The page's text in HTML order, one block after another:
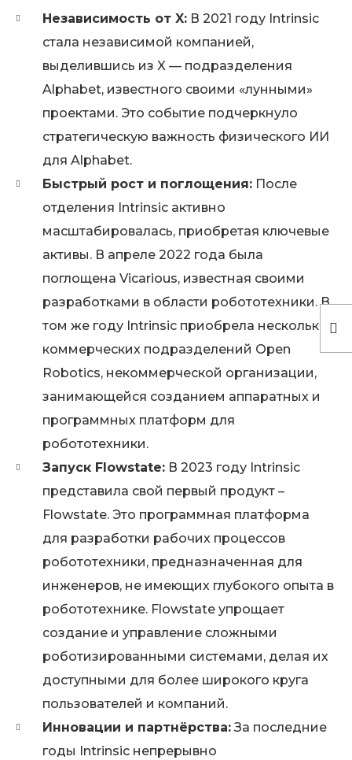
Независимость от X: В 2021 году Intrinsic
стала независимой компанией,
выделившись из X — подразделения
Alphabet, известного своими «лунными»
проектами. Это событие подчеркнуло
стратегическую важность физического ИИ
для Alphabet.
Быстрый рост и поглощения: После
отделения Intrinsic активно
масштабировалась, приобретая ключевые
активы. В апреле 2022 года была
поглощена Vicarious, известная своими
разработками в области робототехники. В
том же году Intrinsic приобрела несколько
коммерческих подразделений Open
Robotics, некоммерческой организации,
занимающейся созданием аппаратных и
программных платформ для
робототехники.
Запуск Flowstate: В 2023 году Intrinsic
представила свой первый продукт –
Flowstate. Это программная платформа
для разработки рабочих процессов
робототехники, предназначенная для
инженеров, не имеющих глубокого опыта в
робототехнике. Flowstate упрощает
создание и управление сложными
роботизированными системами, делая их
доступными для более широкого круга
пользователей и компаний.
Инновации и партнёрства: За последние
годы Intrinsic непрерывно